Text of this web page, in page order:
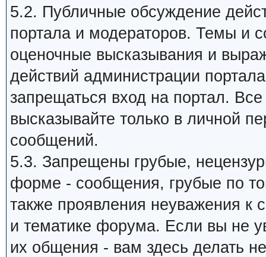
5.2. Публичные обсуждение
портала и модераторов. Темы и
оценочные высказывания и
действий администрации
запрещаться вход на портал.
высказывайте только в личной
сообщений.
5.3. Запрещены грубые,
форме - сообщения, грубые по
также проявления неуважения
и тематике форума. Если вы не
их общения - вам здесь делать